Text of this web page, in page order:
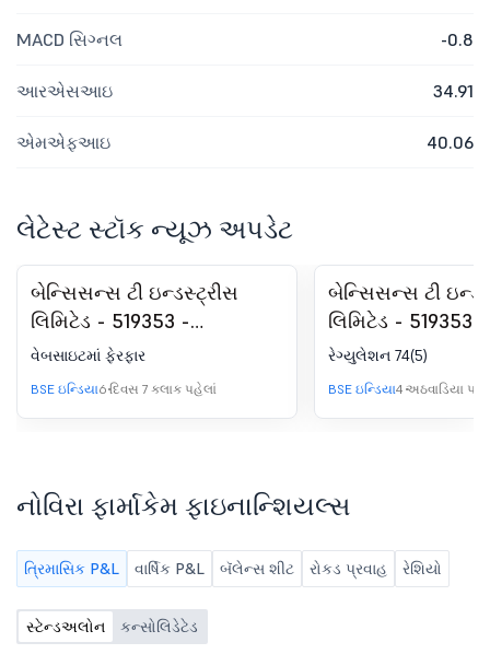
MACD સિગ્નલ -0.8
આરએસઆઇ 34.91
એમએફઆઇ 40.06
લેટેસ્ટ સ્ટૉક ન્યૂઝ અપડેટ
બેન્સિસન્સ ટી ઇન્ડસ્ટ્રીસ
લિમિટેડ - 519353 -
વેબસાઇટમાં ફેરફાર
વેબસાઇટમાં ફેરફાર
BSE ઇન્ડિયા6 દિવસ 7 કલાક પહેલાં
બેન્સિસન્સ ટી
લિમિટેડ - 519353 -
કમ્પ્લાયન્સ-
સર્ટિફિકેટ. SEBI
રેગ્યુલેશન 74(5)
BSE ઇન્ડિયા4 અઠવાડિયા
નોવિરા ફાર્માકેમ ફાઇનાન્શિયલ્સ
ત્રિમાસિક P&L વાર્ષિક P&L બૅલેન્સ શીટ રોકડ પ્રવાહ રેશિયો
સ્ટેન્ડઅલોન કન્સોલિડેટેડ